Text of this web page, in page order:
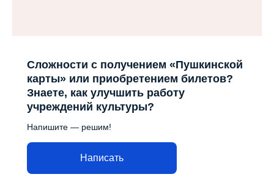
Сложности с получением «Пушкинской
карты» или приобретением билетов?
Знаете, как улучшить работу
учреждений культуры?
Напишите — решим!
Написать